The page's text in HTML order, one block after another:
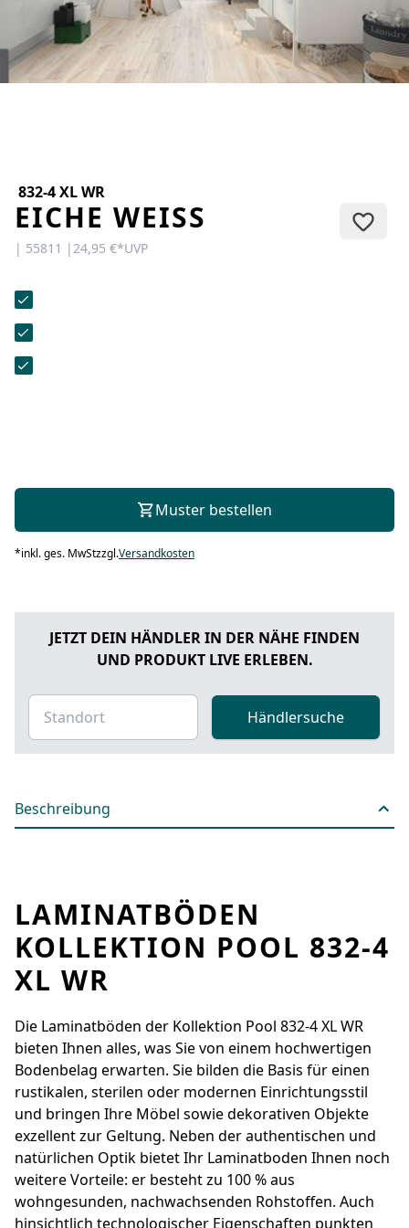
KONTAKT
Sie haben Fragen oder wünschen
eine persönliche Beratung?
unser Kontaktformular.
832-4 XL WR
EICHE WEISS
| 55811 | 24,95 €*UVP
Muster bestellen
*inkl. ges. MwStzzgl.Versandkosten
JETZT DEIN HÄNDLER IN DER NÄHE FINDEN
UND PRODUKT LIVE ERLEBEN.
Händlersuche
Beschreibung
LAMINATBÖDEN
KOLLEKTION POOL 832-4
XL WR
Die Laminatböden der Kollektion Pool 832-4 XL WR
bieten Ihnen alles, was Sie von einem hochwertigen
Bodenbelag erwarten. Sie bilden die Basis für einen
rustikalen, sterilen oder modernen Einrichtungsstil
und bringen Ihre Möbel sowie dekorativen Objekte
exzellent zur Geltung. Neben der authentischen und
natürlichen Optik bietet Ihr Laminatboden Ihnen noch
weitere Vorteile: er besteht zu 100 % aus
wohngesunden, nachwachsenden Rohstoffen. Auch
hinsichtlich technologischer Eigenschaften punkten